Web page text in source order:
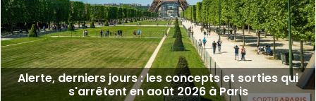
Alerte, derniers jours : les concepts et sorties qui
s'arrêtent en août 2026 à Paris